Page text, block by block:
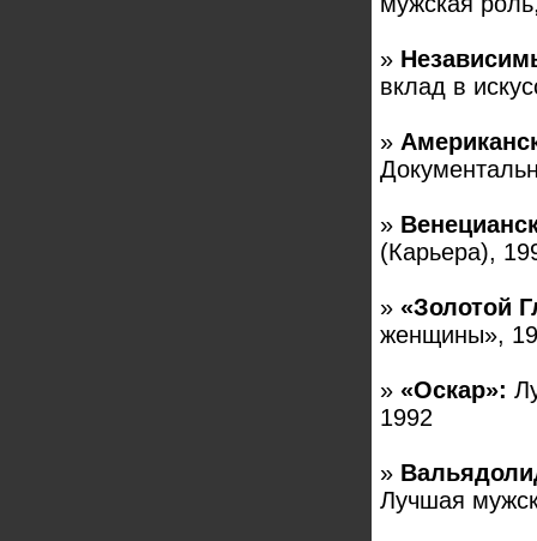
»
вклад в
»
»
(Карьера),
» «Золотой
женщины»,
» «Оскар»:
1992
»
Лучшая